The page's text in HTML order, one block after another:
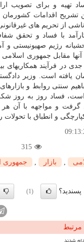
تهیه و برای تصویب
اقدامات کشورمان
از تحریم های
با فساد و تحقق
رژیم صهیونیستی و
آنها مقابل جمهوری
در فرآیند همکاریهای
یافته است. وزیر
سنتی روابط و
است، فساد روز به روز
گرفت و مواجهه با آن هر
و انطباق با
315
, بازار , جمهوری
(1)
مرتبط